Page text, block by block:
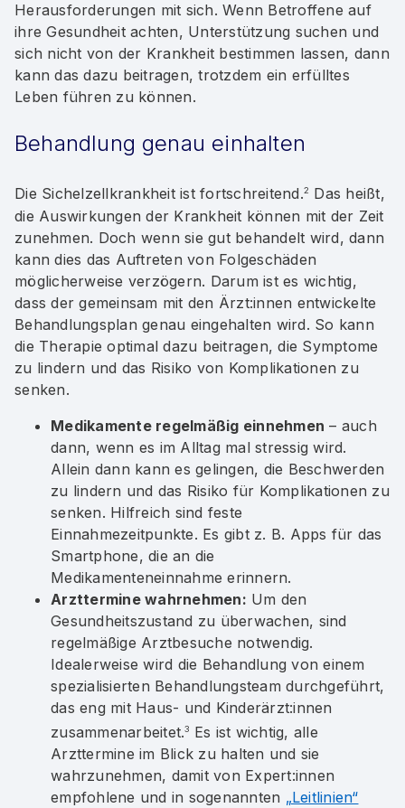
Herausforderungen mit sich. Wenn Betroffene auf
ihre Gesundheit achten, Unterstützung suchen und
sich nicht von der Krankheit bestimmen lassen, dann
kann das dazu beitragen, trotzdem ein erfülltes
Leben führen zu können.
Behandlung genau einhalten
Die Sichelzellkrankheit ist fortschreitend.2
Das heißt,
die Auswirkungen der Krankheit können mit der Zeit
zunehmen. Doch wenn sie gut behandelt wird, dann
kann dies das Auftreten von Folgeschäden
möglicherweise verzögern. Darum ist es wichtig,
dass der gemeinsam mit den Ärzt:innen entwickelte
Behandlungsplan genau eingehalten wird. So kann
die Therapie optimal dazu beitragen, die Symptome
zu lindern und das Risiko von Komplikationen zu
senken.
Medikamente regelmäßig einnehmen – auch
dann, wenn es im Alltag mal stressig wird.
Allein dann kann es gelingen, die Beschwerden
zu lindern und das Risiko für Komplikationen zu
senken. Hilfreich sind feste
Einnahmezeitpunkte. Es gibt z. B. Apps für das
Smartphone, die an die
Medikamenteneinnahme erinnern.
Arzttermine wahrnehmen: Um den
Gesundheitszustand zu überwachen, sind
regelmäßige Arztbesuche notwendig.
Idealerweise wird die Behandlung von einem
spezialisierten Behandlungsteam durchgeführt,
das eng mit Haus- und Kinderärzt:innen
zusammenarbeitet.3
Es ist wichtig, alle
Arzttermine im Blick zu halten und sie
wahrzunehmen, damit von Expert:innen
empfohlene und in sogenannten „Leitlinien“